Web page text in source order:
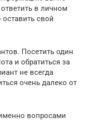
в личном
свой
Посетить один
и обратиться за
не всегда
очень далеко от
вопросами